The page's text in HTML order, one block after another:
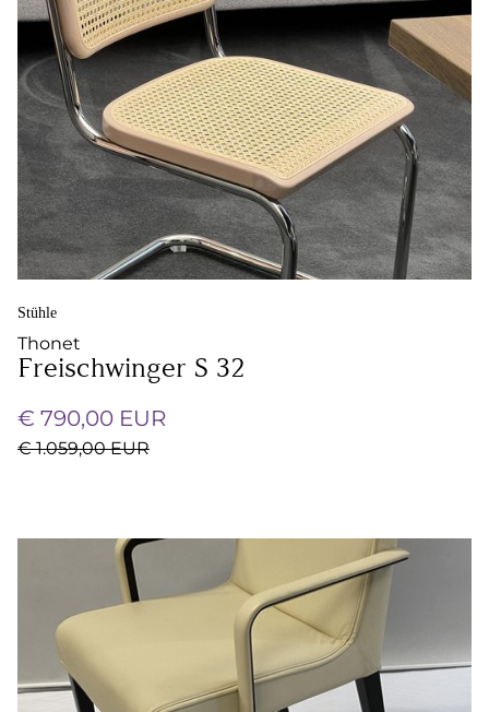
Stühle
Thonet
Freischwinger S 32
€ 790,00 EUR
€ 1.059,00 EUR